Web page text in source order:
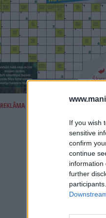
If you wish
sensitive
confirm
continue
information
further
REKLĀMA IZDEVUMĀ